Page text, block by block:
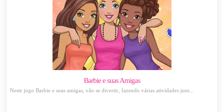
Barbie e suas Amigas
Neste jogo Barbie e suas amigas, vão se divertir, fazendo várias atividades junt...